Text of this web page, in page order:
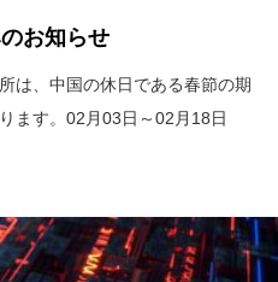
お知らせ
は、中国の休日である春節の期
ます。02月03日～02月18日